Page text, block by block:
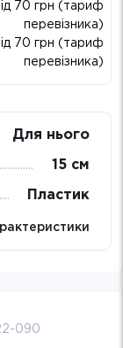
70 грн (тариф
перевізника)
70 грн (тариф
перевізника)
Для нього
15 см
Пластик
090